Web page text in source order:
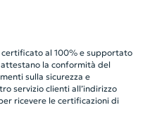
al 100% e supportato
la conformità del
sulla sicurezza e
servizio clienti all’indirizzo
ricevere le certificazioni di